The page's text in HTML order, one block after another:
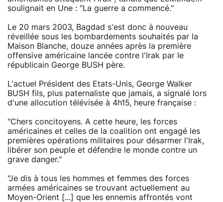
soulignait en Une : "La guerre a commencé."
Le 20 mars 2003, Bagdad s'est donc à nouveau
réveillée sous les bombardements souhaités par la
Maison Blanche, douze années après la première
offensive américaine lancée contre l'Irak par le
républicain George BUSH père.
L'actuel Président des Etats-Unis, George Walker
BUSH fils, plus paternaliste que jamais, a signalé lors
d'une allocution télévisée à 4h15, heure française :
"Chers concitoyens. A cette heure, les forces
américaines et celles de la coalition ont engagé les
premières opérations militaires pour désarmer l'Irak,
libérer son peuple et défendre le monde contre un
grave danger."
"Je dis à tous les hommes et femmes des forces
armées américaines se trouvant actuellement au
Moyen-Orient [...] que les ennemis affrontés vont